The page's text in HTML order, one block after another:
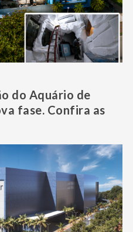
do Aquário de
fase. Confira as